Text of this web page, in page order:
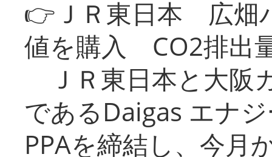
👉ＪＲ東日本 広畑
値を購入 CO2排出
ＪＲ東日本と大阪
であるDaigas エナ
PPAを締結し、今月